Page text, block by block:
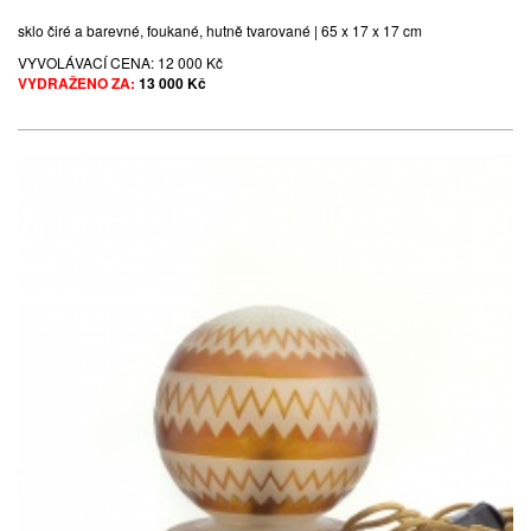
sklo čiré a barevné, foukané, hutně tvarované | 65 x 17 x 17 cm
VYVOLÁVACÍ CENA: 12 000 Kč
VYDRAŽENO ZA: 13 000 Kč